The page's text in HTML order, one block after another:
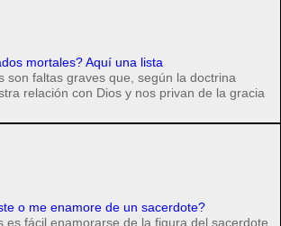
mortales? Aquí una lista
son faltas graves que, según la doctrina
relación con Dios y nos privan de la gracia
o me enamore de un sacerdote?
es fácil enamorarse de la figura del sacerdote